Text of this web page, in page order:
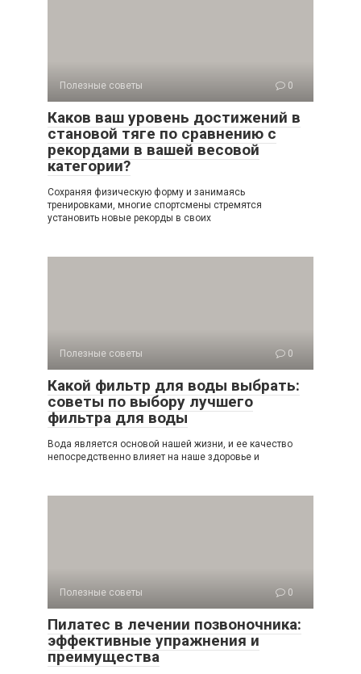
Полезные советы 0
Каков ваш уровень достижений в
становой тяге по сравнению с
рекордами в вашей весовой
категории?
Сохраняя физическую форму и занимаясь
тренировками, многие спортсмены стремятся
установить новые рекорды в своих
Полезные советы 0
Какой фильтр для воды выбрать:
советы по выбору лучшего
фильтра для воды
Вода является основой нашей жизни, и ее качество
непосредственно влияет на наше здоровье и
Полезные советы 0
Пилатес в лечении позвоночника:
эффективные упражнения и
преимущества